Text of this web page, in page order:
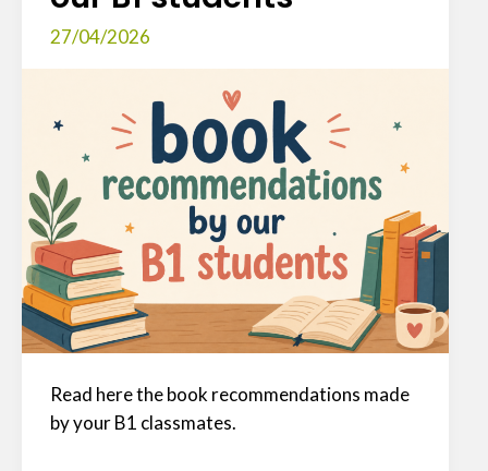
27/04/2026
Read here the book recommendations made
by your B1 classmates.